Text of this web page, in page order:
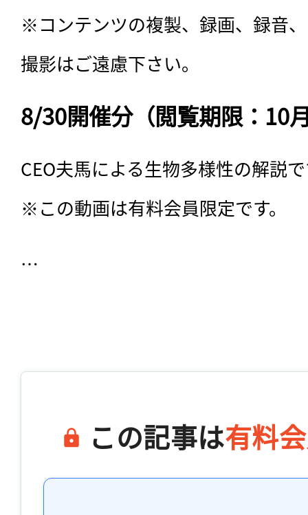
※コンテンツの複製、録画、録音
撮影はご遠慮下さい。
8/30開催分（閲覧期限：10
CEO夫馬による生物多様性の解説
※この動画は有料会員限定です。
…
この記事は有料